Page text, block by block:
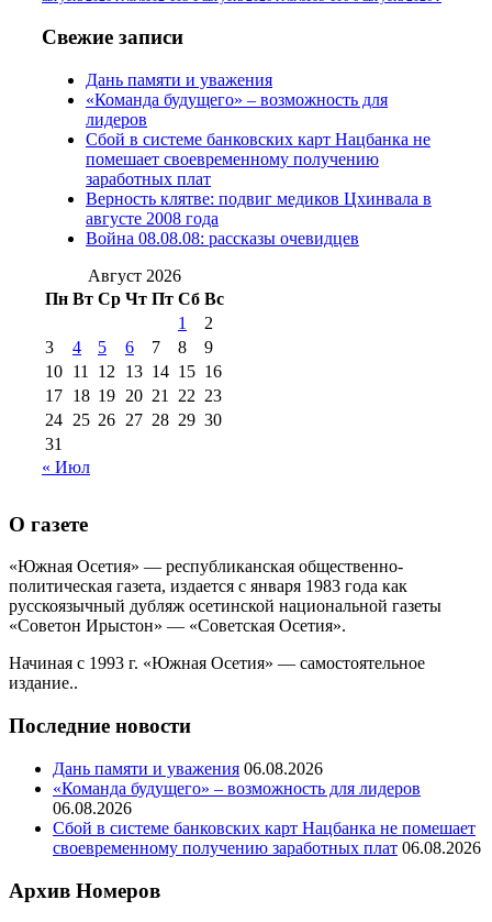
июля 2017 г
2012 г(15)№97 30 июля 2015 г
(15)№98 1 августа 2015 г
августа 2016 г(10)№98 5 июля 2014 г(10)
№98 8 августа 2013 г
августа 2012 г(14)
2017 г(9)
№99 4 августа
2016 г(12) №99 8 июля 2014 г
августа 2012 г(11)
августа 2013 г
(12)
Свежие записи
Дань памяти и уважения
«Команда будущего» – возможность для
лидеров
Сбой в системе банковских карт Нацбанка не
помешает своевременному получению
заработных плат
Верность клятве: подвиг медиков Цхинвала в
августе 2008 года
Война 08.08.08: рассказы очевидцев
Август 2026
Пн Вт Ср Чт Пт Сб Вс
1
2
3
4 5 6 7 8
9
10 11 12 13 14 15 16
17 18 19 20 21 22 23
24 25 26 27 28 29 30
31
« Июл
О газете
«Южная Осетия» — республиканская общественно-
политическая газета, издается с января 1983 года как
русскоязычный дубляж осетинской национальной газеты
«Советон Ирыстон» — «Советская Осетия».
Начиная с 1993 г. «Южная Осетия» — самостоятельное
издание..
Последние новости
Дань памяти и уважения 06.08.2026
«Команда будущего» – возможность для лидеров
06.08.2026
Сбой в системе банковских карт Нацбанка не помешает
своевременному получению заработных плат 06.08.2026
Архив Номеров